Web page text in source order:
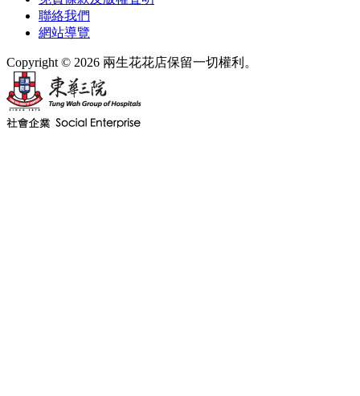
聯絡我們
網站導覽
Copyright © 2026 兩生花花店保留一切權利。